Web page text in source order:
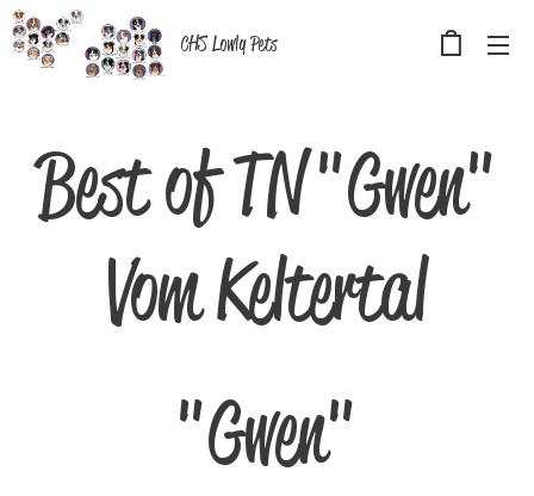
CHS Lowly Pets
Best of TN "Gwen"
Vom Keltertal
"Gwen"